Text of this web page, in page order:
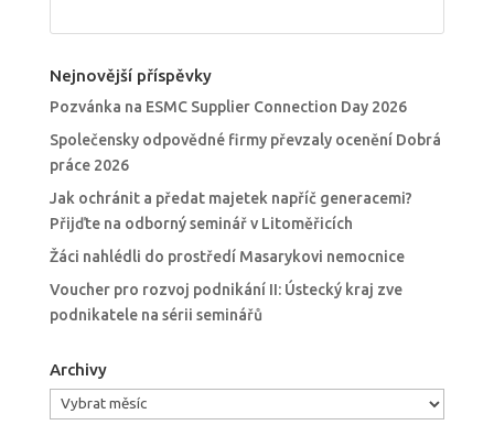
Nejnovější příspěvky
Pozvánka na ESMC Supplier Connection Day 2026
Společensky odpovědné firmy převzaly ocenění Dobrá
práce 2026
Jak ochránit a předat majetek napříč generacemi?
Přijďte na odborný seminář v Litoměřicích
Žáci nahlédli do prostředí Masarykovi nemocnice
Voucher pro rozvoj podnikání II: Ústecký kraj zve
podnikatele na sérii seminářů
Archivy
Archivy